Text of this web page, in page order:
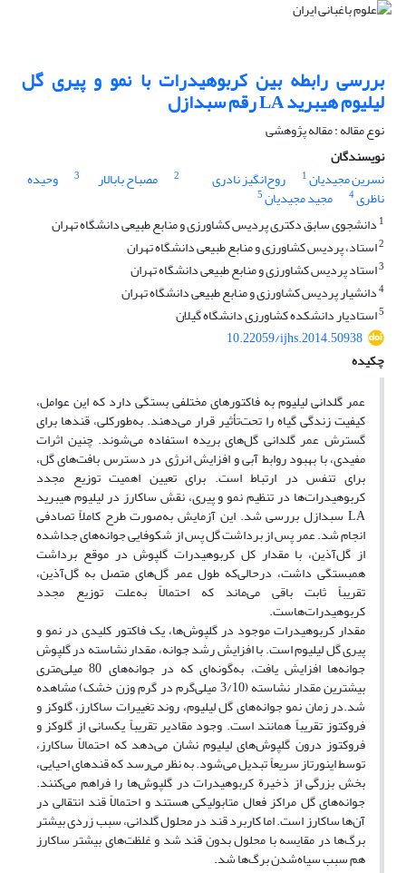
بررسی رابطه بین کربوهیدرات با نمو و پیری گل
لیلیوم هیبرید LA رقم سبدازل
نوع مقاله : مقاله پژوهشی
نویسندگان
نسرین مجیدیان1 روح‌انگیز نادری 2 مصباح بابالار 3 وحیده
ناظری4 مجید مجیدیان5
1 دانشجوی سابق دکتری پردیس کشاورزی و منابع طبیعی دانشگاه تهران
2استاد، پردیس کشاورزی و منابع طبیعی دانشگاه تهران
3استاد پردیس کشاورزی و منابع طبیعی دانشگاه تهران
4دانشیار پردیس کشاورزی و منابع طبیعی دانشگاه تهران
5استادیار دانشکده کشاورزی دانشگاه گیلان
10.22059/ijhs.2014.50938
چکیده
عمر گلدانی لیلیوم به فاکتورهای مختلفی بستگی دارد که این عوامل،
کیفیت زندگی گیاه را تحت‌تأثیر قرار می‌‌دهند. به‌طور‌کلی، قندها برای
گسترش عمر گلدانی گل‌های بریده استفاده می‌شوند. چنین اثرات
مفیدی، با بهبود روابط آبی و افزایش انرژی در دسترس بافت‌های گل،
برای تنفس در ارتباط است. برای تعیین اهمیت توزیع مجدد
کربوهیدرات‌ها در تنظیم نمو و پیری، نقش ساکارز در لیلیوم هیبرید
LA سبدازل بررسی شد. این آزمایش به‌صورت طرح کاملاً تصادفی
انجام شد. عمر پس از برداشت گل پس از شکوفایی جوانه‌های جدا‌شده
از گل‌آذین، با مقدار کل کربوهیدرات گلپوش در موقع برداشت
همبستگی داشت، در‌حالی‌که طول عمر گل‌های متصل به گل‌آذین،
تقریباً ثابت باقی می‌‌ماند که احتمالاً به‌علت توزیع مجدد
کربوهیدرات‌هاست.
مقدار کربوهیدرات موجود در گلپوش‌ها، یک فاکتور کلیدی در نمو و
پیری گل لیلیوم است. با افزایش رشد جوانه، مقدار نشاسته در گلپوش
جوانه‌ها افزایش یافت، به‌گونه‌ای که در جوانه‌های 80 میلی‌متری
بیشترین مقدار نشاسته (3/10 میلی‌گرم در گرم وزن خشک) مشاهده
شد.در زمان نمو جوانه‌های گل لیلیوم، روند تغییرات ساکارز، گلوکز و
فروکتوز تقریباً همانند است. وجود مقادیر تقریباً یکسانی از گلوکز و
فروکتوز درون گلپوش‌های لیلیوم نشان می‌دهد که احتمالاً ساکارز،
توسط اینورتاز سریعاً تبدیل می‌شود. به نظر می‌رسد که قندهای احیایی،
بخش بزرگی از ذخیرة کربوهیدرات در گلپوش‌ها را فراهم می‌کنند.
جوانه‌های گل مراکز فعال متابولیکی هستند و احتمالاً قند انتقالی در
آن‌ها ساکارز است. اما کاربرد قند در محلول گلدانی، سبب زردی بیشتر
برگ‌ها در مقایسه با محلول بدون قند شد و غلظت‌های بیشتر ساکارز
هم سبب سیاه‌شدن برگ‌ها شد.